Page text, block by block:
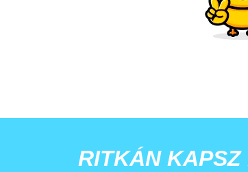
RITKÁN KAPSZ